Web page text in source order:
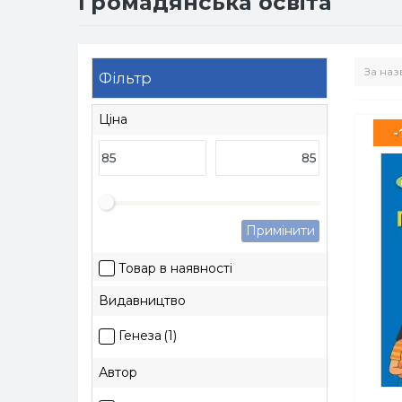
Фільтр
Ціна
Примінити
Товар в наявності
Видавництво
Генеза (1)
Автор
-